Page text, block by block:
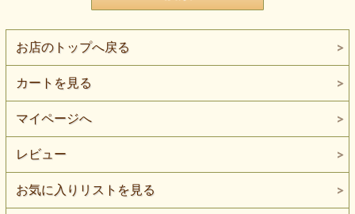
お店のトップへ戻る
カートを見る
マイページへ
レビュー
お気に入りリストを見る